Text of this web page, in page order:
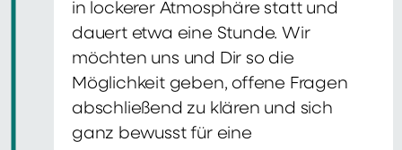
in lockerer Atmosphäre statt und
dauert etwa eine Stunde. Wir
möchten uns und Dir so die
Möglichkeit geben, offene Fragen
abschließend zu klären und sich
ganz bewusst für eine